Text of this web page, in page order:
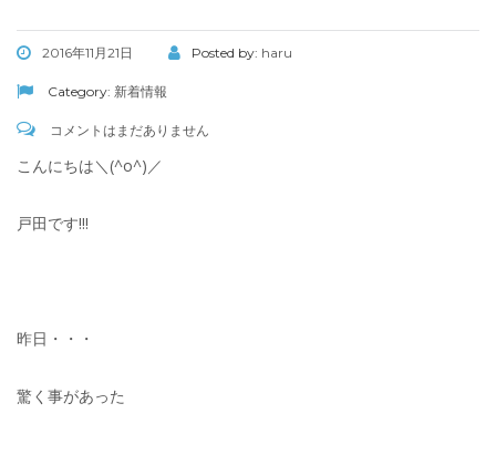
2016年11月21日 Posted by: haru
Category: 新着情報
コメントはまだありません
こんにちは＼(^o^)／
戸田です!!!
昨日・・・
驚く事があった